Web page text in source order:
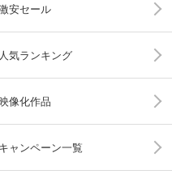
安セール
人気ランキング
像化作品
キャンペーン一覧